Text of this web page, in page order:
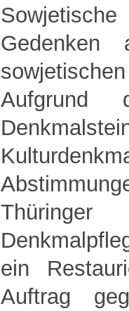
Gedenken
Aufgrund
ein
Auftrag